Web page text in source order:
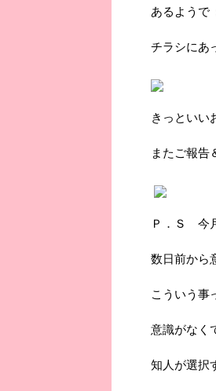
あるようで
チラシにあ
きっといい
またご報告
Ｐ．Ｓ 今
数日前から
こういう事
意識がなく
知人が選択